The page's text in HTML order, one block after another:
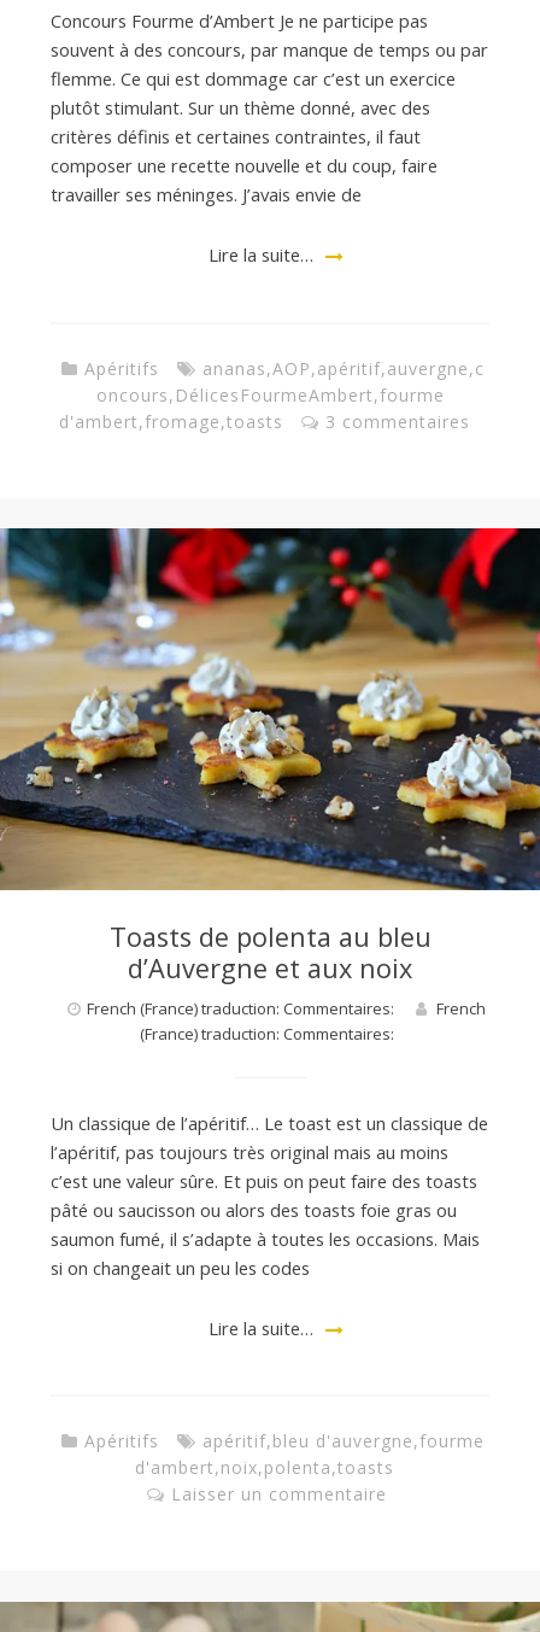
Concours Fourme d’Ambert Je ne participe pas
souvent à des concours, par manque de temps ou par
flemme. Ce qui est dommage car c’est un exercice
plutôt stimulant. Sur un thème donné, avec des
critères définis et certaines contraintes, il faut
composer une recette nouvelle et du coup, faire
travailler ses méninges. J’avais envie de
Lire la suite…
Apéritifs ananas,AOP,apéritif,auvergne,c
oncours, DélicesFourmeAmbert,fourme
d'ambert,fromage,toasts 3 commentaires
Toasts de polenta au bleu
d’Auvergne et aux noix
French (France) traduction: Commentaires:
French
(France) traduction: Commentaires:
Un classique de l’apéritif… Le toast est un classique de
l’apéritif, pas toujours très original mais au moins
c’est une valeur sûre. Et puis on peut faire des toasts
pâté ou saucisson ou alors des toasts foie gras ou
saumon fumé, il s’adapte à toutes les occasions. Mais
si on changeait un peu les codes
Lire la suite…
Apéritifs apéritif,bleu d'auvergne,fourme
d'ambert,noix,polenta,toasts
Laisser un commentaire